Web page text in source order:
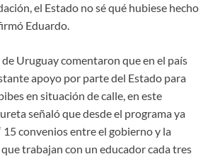
el Estado no sé qué hubiese hecho
Eduardo.
Uruguay comentaron que en el país
apoyo por parte del Estado para
en situación de calle, en este
señaló que desde el programa ya
15 convenios entre el gobierno y la
trabajan con un educador cada tres